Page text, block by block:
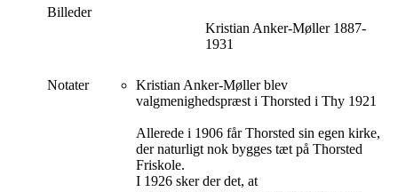
Billeder
Kristian Anker-Møller 1887-
1931
Notater
Kristian Anker-Møller blev
valgmenighedspræst i Thorsted i Thy 1921
Allerede i 1906 får Thorsted sin egen kirke,
der naturligt nok bygges tæt på Thorsted
Friskole.
I 1926 sker der det, at